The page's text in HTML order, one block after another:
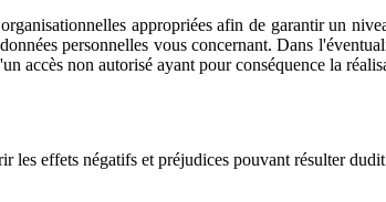
appropriées afin de garantir un
personnelles vous concernant. Dans
accès non autorisé ayant pour conséquence la
les effets négatifs et préjudices pouvant résulter